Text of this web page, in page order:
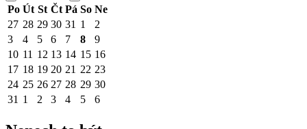
Po Út St Čt Pá So Ne
27 28 29 30 31 1
2
3
4 5 6 7 8
9
10 11 12 13 14 15 16
17 18 19 20 21 22 23
24 25 26 27 28 29 30
31 1 2 3 4 5 6